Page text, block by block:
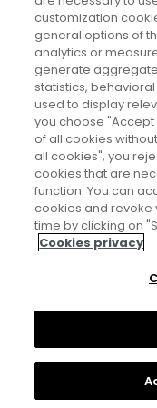
Ministerio de
grupo de expertos en
customization
general options of
analytics or
generate
statistics,
used to display
you choose
of all cookies
all cookies", you
cookies that are
function. You can
cookies and revoke
time by clicking on
Cookies privacy